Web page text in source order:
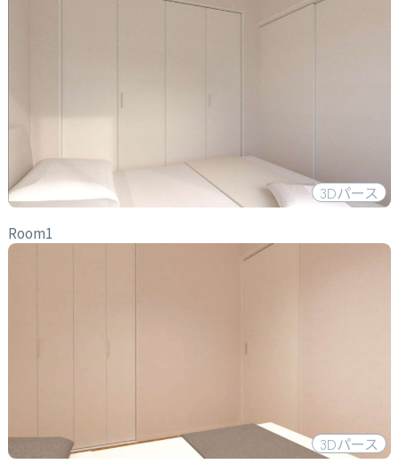
3Dパース
Room1
3Dパース